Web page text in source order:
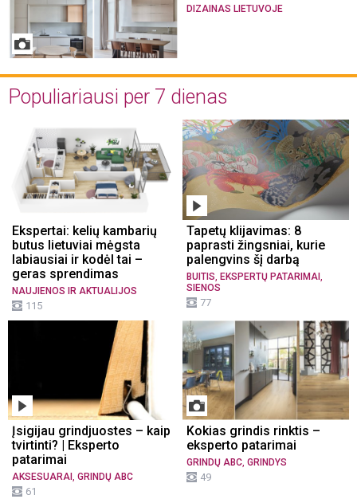
DIZAINAS LIETUVOJE
Populiariausi per 7 dienas
Ekspertai: kelių kambarių
butus lietuviai mėgsta
labiausiai ir kodėl tai –
geras sprendimas
NAUJIENOS IR AKTUALIJOS
115
Tapetų klijavimas: 8
paprasti žingsniai, kurie
palengvins šį darbą
BUITIS EKSPERTŲ PATARIMAI
SIENOS
77
Įsigijau grindjuostes – kaip
tvirtinti? | Eksperto
patarimai
AKSESUARAI , GRINDŲ ABC
61
Kokias grindis rinktis –
eksperto patarimai
GRINDŲ ABC, GRINDYS
49